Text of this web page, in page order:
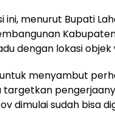
ini, menurut Bupati
dengan lokasi
menyambut
targetkan
dimulai sudah bisa